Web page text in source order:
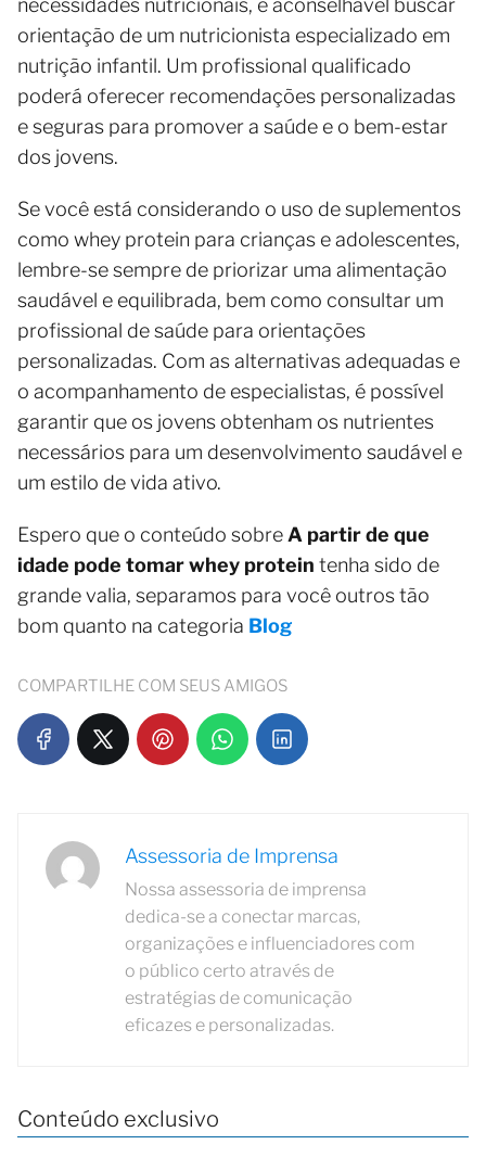
orientação de um nutricionista especializado em
nutrição infantil. Um profissional qualificado
poderá oferecer recomendações personalizadas
e seguras para promover a saúde e o bem-estar
dos jovens.
Se você está considerando o uso de suplementos
como whey protein para crianças e adolescentes,
lembre-se sempre de priorizar uma alimentação
saudável e equilibrada, bem como consultar um
profissional de saúde para orientações
personalizadas. Com as alternativas adequadas e
o acompanhamento de especialistas, é possível
garantir que os jovens obtenham os nutrientes
necessários para um desenvolvimento saudável e
um estilo de vida ativo.
Espero que o conteúdo sobre A partir de que
idade pode tomar whey protein tenha sido de
grande valia, separamos para você outros tão
bom quanto na categoria Blog
COMPARTILHE COM SEUS AMIGOS
Assessoria de Imprensa
Nossa assessoria de imprensa
dedica-se a conectar marcas,
organizações e influenciadores com
o público certo através de
estratégias de comunicação
eficazes e personalizadas.
Conteúdo exclusivo